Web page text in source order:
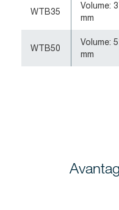
WTB35
Volume:
mm
WTB50
Volume:
mm